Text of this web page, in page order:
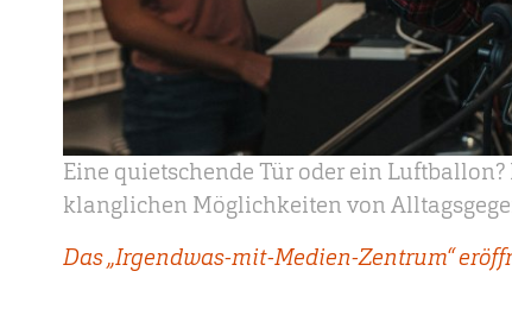
Eine quietschende Tür oder ein
klanglichen Möglichkeiten von
Das „Irgendwas-mit-Medien-Zentrum“